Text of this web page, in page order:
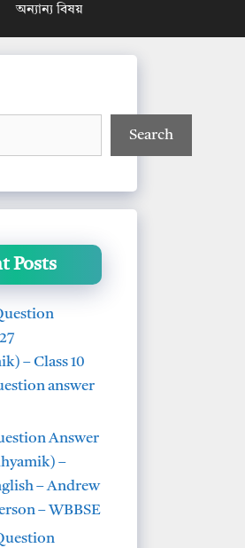
অন্যান্য বিষয়
Search
Posts
– Class 10
answer
Answer
–
– Andrew
– WBBSE